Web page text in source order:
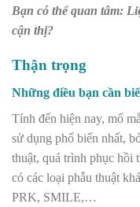
Bạn có thể quan tâm:
cận thị?
Thận trọng
Những điều bạn cần
Tính đến hiện nay, mổ
sử dụng phổ biến nhất,
thuật, quá trình phục hồi
có các loại phẫu thuật
PRK, SMILE,…